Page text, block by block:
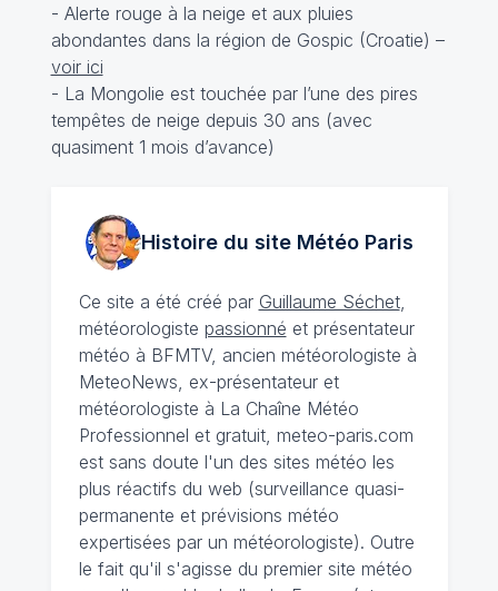
- Alerte rouge à la neige et aux pluies
abondantes dans la région de Gospic (Croatie) –
voir ici
- La Mongolie est touchée par l’une des pires
tempêtes de neige depuis 30 ans (avec
quasiment 1 mois d’avance)
Histoire du site MétéoParis
Ce site a été créé par Guillaume Séchet,
météorologiste passionné et présentateur
météo à BFMTV, ancien météorologiste à
MeteoNews, ex-présentateur et
météorologiste à La Chaîne Météo
Professionnel et gratuit, meteo-paris.com
est sans doute l'un des sites météo les
plus réactifs du web (surveillance quasi-
permanente et prévisions météo
expertisées par un météorologiste). Outre
le fait qu'il s'agisse du premier site météo